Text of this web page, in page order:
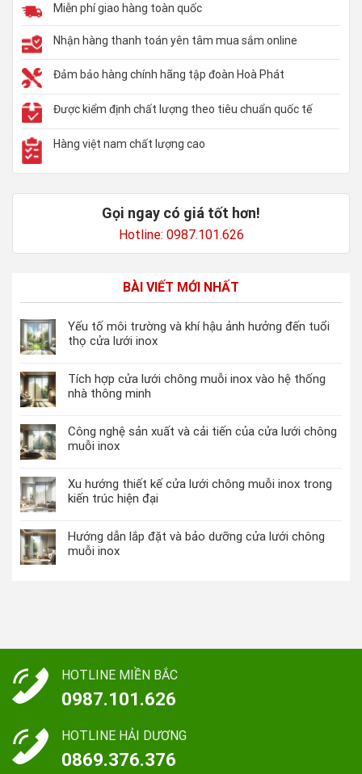
Miễn phí giao hàng toàn quốc
Nhận hàng thanh toán yên tâm mua sắm online
Đảm bảo hàng chính hãng tập đoàn Hoà Phát
Được kiểm định chất lượng theo tiêu chuẩn quốc tế
Hàng việt nam chất lượng cao
Gọi ngay có giá tốt hơn!
Hotline: 0987.101.626
BÀI VIẾT MỚI NHẤT
Yếu tố môi trường và khí hậu ảnh hưởng đến tuổi
thọ cửa lưới inox
Tích hợp cửa lưới chông muỗi inox vào hệ thống
nhà thông minh
Công nghệ sản xuất và cải tiến của cửa lưới chông
muỗi inox
Xu hướng thiết kế cửa lưới chông muỗi inox trong
kiến trúc hiện đại
Hướng dẫn lắp đặt và bảo dưỡng cửa lưới chông
muỗi inox
HOTLINE MIỀN BẮC
0987.101.626
HOTLINE HẢI DƯƠNG
0869.376.376